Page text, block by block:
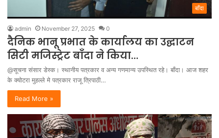
बाँदा
admin November 27, 2025 0
दैनिक भानू प्रभात के कार्यालय का उद्घाटन
सिटी मजिस्ट्रेट बाँदा ने किया…
@सूचना संसार डेस्क। स्थानीय पत्रकार व अन्य गणमान्य उपस्थित रहे। बाँदा। आज शहर
के क्योटरा मुहल्ले मे पत्रकार राजू त्रिपाठी…
Read More »